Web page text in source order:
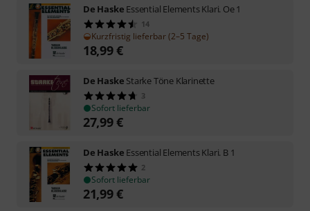
De Haske Essential Elements Klari. Oe 1
14
Kurzfristig lieferbar (2–5 Tage)
18,99€
De Haske Starke Töne Klarinette
3
Sofort lieferbar
27,99€
De Haske Essential Elements Klari. B 1
2
Sofort lieferbar
21,99€